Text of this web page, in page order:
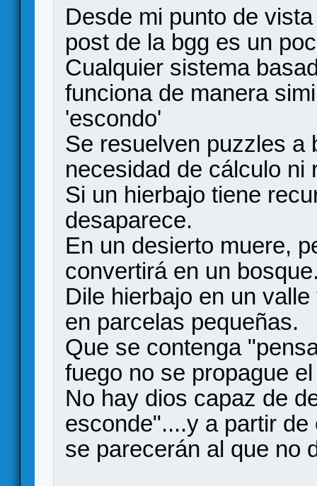
Desde mi punto de
post de la bgg es un
Cualquier sistema
funciona de manera
'escondo'
Se resuelven puzzles a
necesidad de cálculo ni
Si un hierbajo tiene
desaparece.
En un desierto muere,
convertirá en un
Dile hierbajo en un
en parcelas pequeñas.
Que se contenga
fuego no se propague
No hay dios capaz de
esconde"....y a partir
se parecerán al que no